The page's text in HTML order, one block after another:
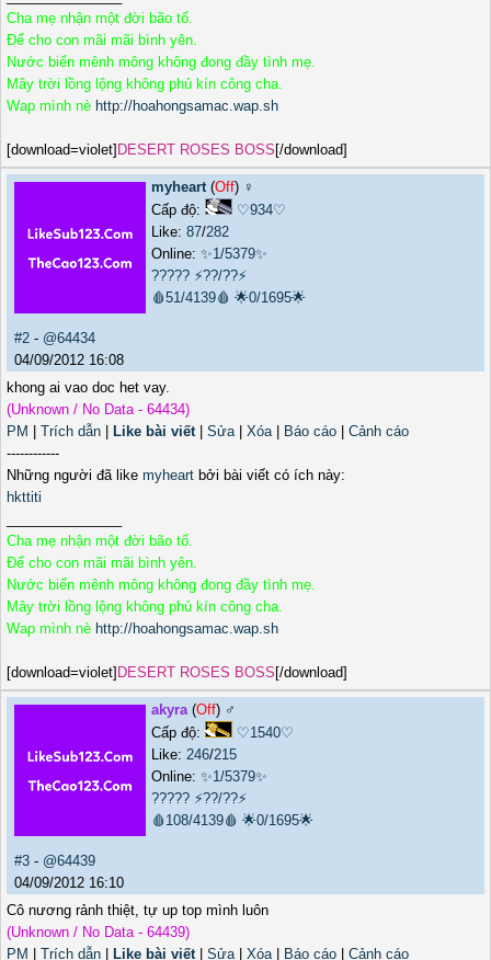
Cha mẹ nhận một đời bão tố.
Để cho con mãi mãi bình yên.
Nước biển mênh mông không đong đầy tình mẹ.
Mây trời lồng lộng không phủ kín công cha.
Wap mình nè http://hoahongsamac.wap.sh
[download=violet] DESERT ROSES BOSS [/download]
myheart(Off) ♀️
Cấp độ:
♡934♡
Like: 87/282
Online: ✨1/5379✨
????? ⚡??/??⚡
🩸51/4139🩸 🌟0/1695🌟
#2 - @64434
04/09/2012 16:08
khong ai vao doc het vay.
(Unknown / No Data - 64434)
PM
Trích dẫn Like bài viết| Sửa| Xóa| Báo cáo
Cảnh cáo
------------
Những người đã like myheart bởi bài viết có ích này:
hkttiti
Cha mẹ nhận một đời bão tố.
Để cho con mãi mãi bình yên.
Nước biển mênh mông không đong đầy tình mẹ.
Mây trời lồng lộng không phủ kín công cha.
Wap mình nè http://hoahongsamac.wap.sh
[download=violet] DESERT ROSES BOSS [/download]
akyra(Off) ♂️
Cấp độ:
♡1540♡
Like: 246/215
Online: ✨1/5379✨
????? ⚡??/??⚡
🩸108/4139🩸 🌟0/1695🌟
#3 - @64439
04/09/2012 16:10
Cô nương rảnh thiệt, tự up top mình luôn
(Unknown / No Data - 64439)
PM
Trích dẫn Like bài viết| Sửa| Xóa| Báo cáo Cảnh cáo